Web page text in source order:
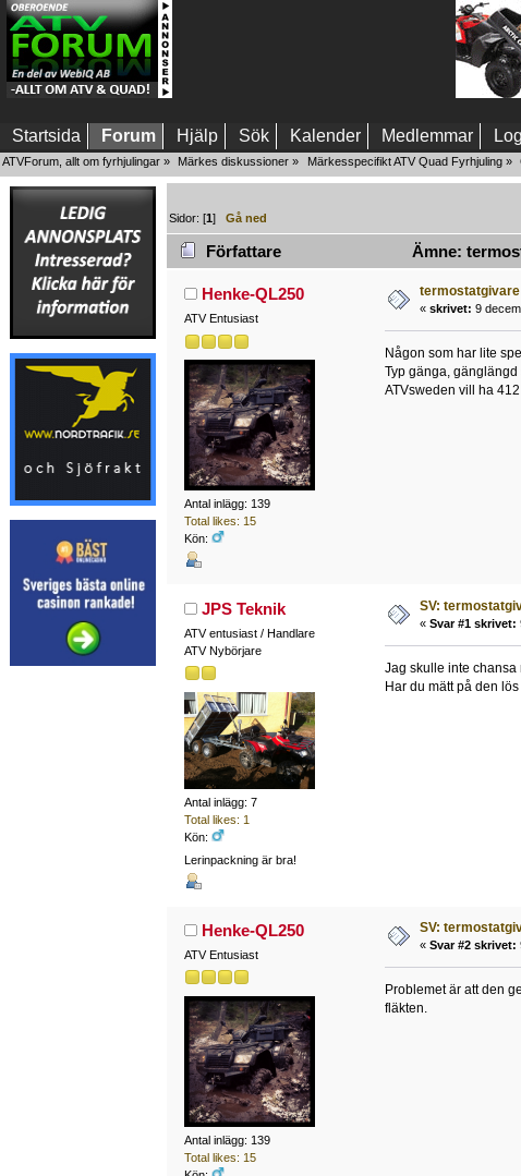
Startsida Forum Hjälp Sök Kalender Medlemmar
ATVForum, allt om fyrhjulingar » Märkes diskussioner » Märkesspecifikt ATV Quad Fyrhjuling»
Sidor: [1]Gå ned
Författare Ämne:
Henke-QL250
ATV Entusiast
Antal inlägg: 139
Total likes: 15
Kön:
« skrivet: 9
Någon som har lite
Typ gänga,
ATVsweden vill ha
JPS Teknik
ATV entusiast / Handlare
ATV Nybörjare
Antal inlägg: 7
Total likes: 1
Kön:
Lerinpackning är bra!
SV:
« Svar #1 skrivet:
Jag skulle inte chansa
Har du mätt på den
Henke-QL250
ATV Entusiast
Antal inlägg: 139
Total likes: 15
SV:
« Svar #2 skrivet:
Problemet är att den
fläkten.